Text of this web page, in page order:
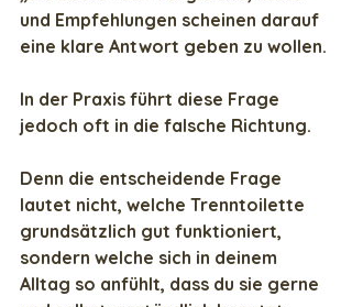
und Empfehlungen scheinen darauf
eine klare Antwort geben zu wollen.
In der Praxis führt diese Frage
jedoch oft in die falsche Richtung.
Denn die entscheidende Frage
lautet nicht, welche Trenntoilette
grundsätzlich gut funktioniert,
sondern welche sich in deinem
Alltag so anfühlt, dass du sie gerne